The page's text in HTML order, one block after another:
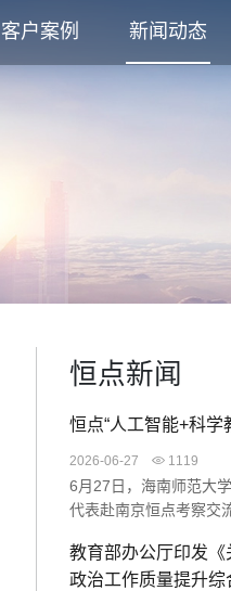
客户案例 新闻动态
恒点新闻
恒点“人工智能+科学
2026-06-27 1119
6月27日，海南师范大
代表赴南京恒点考察交
展示AI空间智能赋能实
统及课程编辑器实操，
教育部办公厅印发
政治工作质量提升